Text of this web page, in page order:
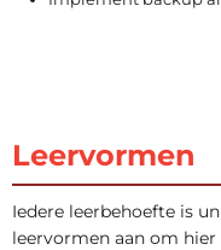
Leervormen
Iedere leerbehoefte is
leervormen aan om